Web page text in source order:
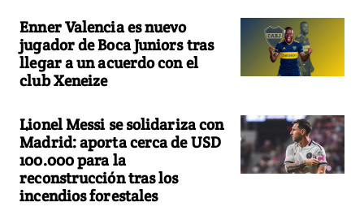
Enner Valencia es nuevo
jugador de Boca Juniors tras
llegar a un acuerdo con el
club Xeneize
Lionel Messi se solidariza con
Madrid: aporta cerca de USD
100.000 para la
reconstrucción tras los
incendios forestales